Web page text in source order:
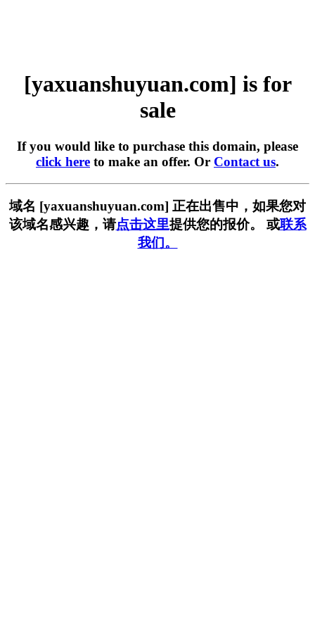
[yaxuanshuyuan.com] is for
sale
If you would like to purchase this domain, please
click here to make an offer. Or Contact us.
域名 [yaxuanshuyuan.com] 正在出售中，如果您对
该域名感兴趣，请点击这里提供您的报价。 或联系
我们。